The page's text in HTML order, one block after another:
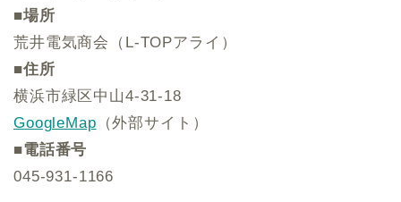
■場所
荒井電気商会（L-TOPアライ）
■住所
横浜市緑区中山4-31-18
GoogleMap （外部サイト）
■電話番号
045‐931-1166